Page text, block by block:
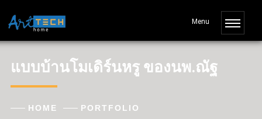
แบบบ้านโมเดิร์นหรู ของนพ.ณัฐ
HOME PORTFOLIO